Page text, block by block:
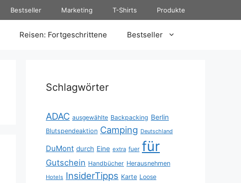
Bestseller Marketing T-Shirts Produkte
Reisen: Fortgeschrittene Bestseller
Schlagwörter
ADAC ausgewählte Backpacking Berlin
Blutspendeaktion Camping Deutschland
DuMont durch Eine extra fuer für
Gutschein Handbücher Herausnehmen
Hotels InsiderTipps Karte Loose